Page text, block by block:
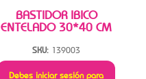
BASTIDOR IBICO
ENTELADO 30*40 CM
SKU: 139003
Debes iniciar sesión para